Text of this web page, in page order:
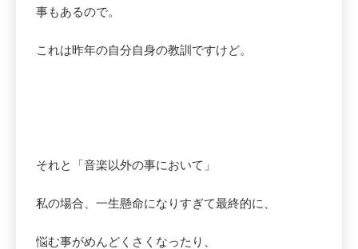
事もあるので。
これは昨年の自分自身の教訓ですけど。
それと「音楽以外の事において」
私の場合、一生懸命になりすぎて最終的に、
悩む事がめんどくさくなったり、